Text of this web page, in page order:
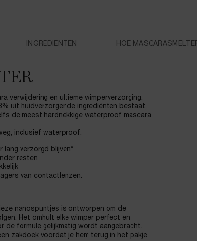
INGREDIËNTEN HOE
verwijdering en ultieme wimperverzorging.
uit huidverzorgende ingrediënten bestaat,
de meest hardnekkige waterproof mascara
inclusief waterproof.
lang verzorgd blijven*
resten
van contactlenzen.
nanospuntjes is ontworpen om de
Het omhult elke wimper perfect en
de formule gelijkmatig wordt aangebracht.
zakdoek voordat je hem terug in het pakje